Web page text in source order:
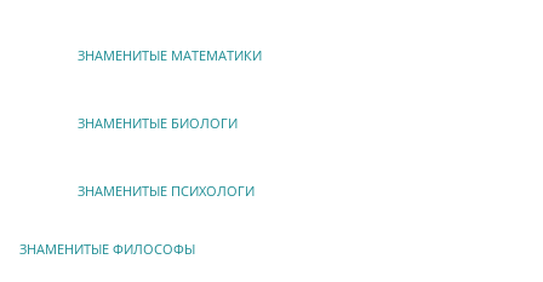
ЗНАМЕНИТЫЕ МАТЕМАТИКИ
ЗНАМЕНИТЫЕ БИОЛОГИ
ЗНАМЕНИТЫЕ ПСИХОЛОГИ
ЗНАМЕНИТЫЕ ФИЛОСОФЫ